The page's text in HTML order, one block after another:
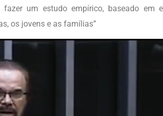
um estudo empírico, baseado em
os jovens e as famílias”